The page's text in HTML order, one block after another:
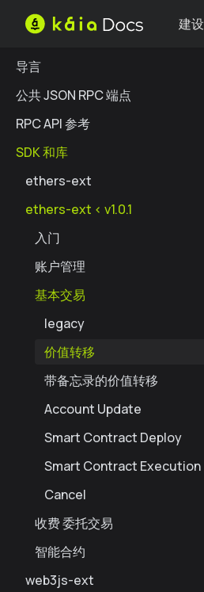
建设
导言
公共 JSON RPC 端点
RPC API 参考
SDK 和库
ethers-ext
ethers-ext < v1.0.1
入门
账户管理
基本交易
legacy
价值转移
带备忘录的价值转移
Account Update
Smart Contract Deploy
Smart Contract Execution
Cancel
收费 委托交易
智能合约
web3js-ext